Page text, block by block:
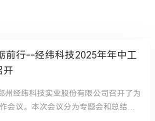
开
州经纬科技实业股份有限公司召开了为
会议。本次会议分为专题会和总结会